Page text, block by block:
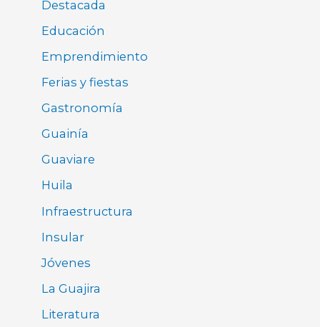
Destacada
Educación
Emprendimiento
Ferias y fiestas
Gastronomía
Guainía
Guaviare
Huila
Infraestructura
Insular
Jóvenes
La Guajira
Literatura